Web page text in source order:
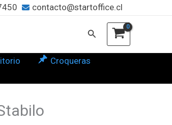
contacto@startoffice.cl
Buscar
Croqueras